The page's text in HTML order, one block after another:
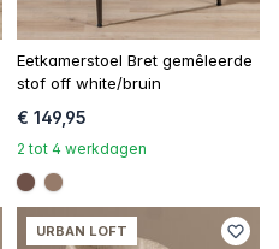
Eetkamerstoel Bret gemêleerde
stof off white/bruin
€ 149,95
2 tot 4 werkdagen
#6e5148
#967b6a
URBAN LOFT